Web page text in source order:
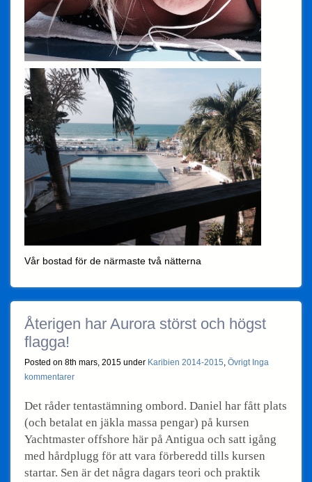
Vår bostad för de närmaste två nätterna
Återigen har Aurora störst och högst
flagga!
Posted on 8th mars, 2015 under Karibien 2014-2015, Övrigt Inga
kommentarer
Det råder tentastämning ombord. Daniel har fått plats
(och betalat en jäkla massa pengar) på kursen
Yachtmaster offshore här på Antigua och satt igång
med hårdplugg för att vara förberedd tills kursen
startar. Sen är det några dagars teori och praktik